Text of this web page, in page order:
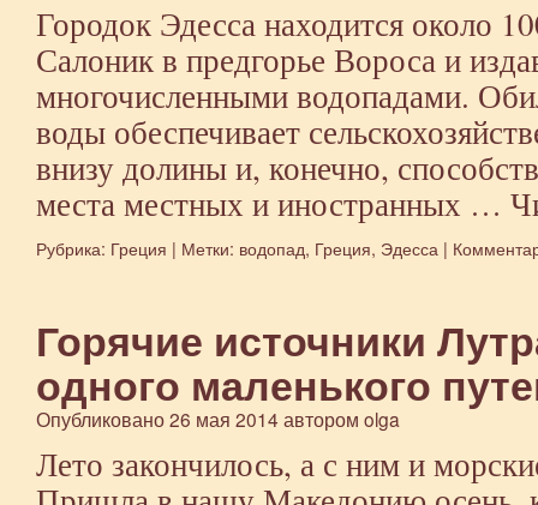
Городок Эдесса находится около
Салоник в предгорье Вороса и
многочисленными водопадами.
воды обеспечивает
внизу долины и, конечно,
места местных и иностранных …
Рубрика: Греция | Метки: водопад, Греция, Эдесса |
Горячие источники
одного маленького
Опубликовано26 мая 2014 автором olga
Лето закончилось, а с ним и